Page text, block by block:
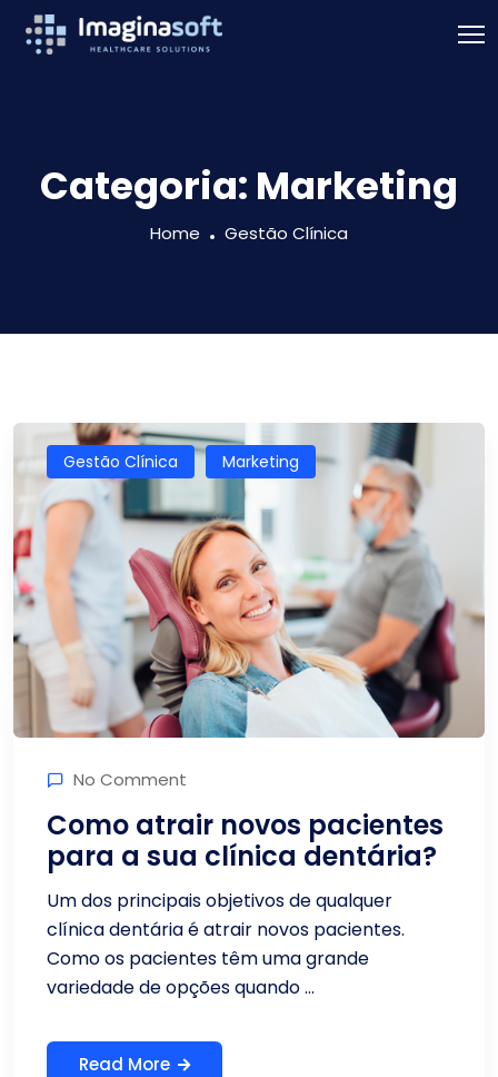
Categoria: Marketing
Home Gestão Clínica
Gestão Clínica Marketing
No Comment
Como atrair novos pacientes
para a sua clínica dentária?
Um dos principais objetivos de qualquer
clínica dentária é atrair novos pacientes.
Como os pacientes têm uma grande
variedade de opções quando ...
Read More